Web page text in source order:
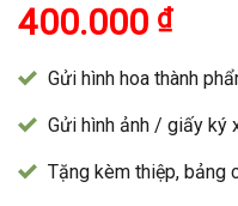
400.000 ₫
Gửi hình hoa thành
Gửi hình ảnh / giấy ký
Tặng kèm thiệp, bảng